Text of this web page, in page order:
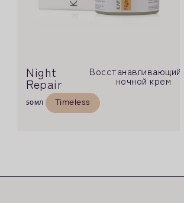
Night
Repair
Восстанавливающий
ночной крем
50мл Timeless